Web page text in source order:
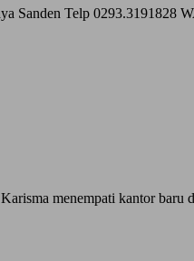
Telp 0293.3191828
menempati kantor baru